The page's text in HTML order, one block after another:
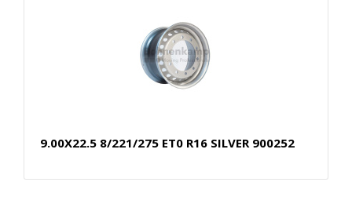
9.00X22.5 8/221/275 ET0 R16 SILVER 900252